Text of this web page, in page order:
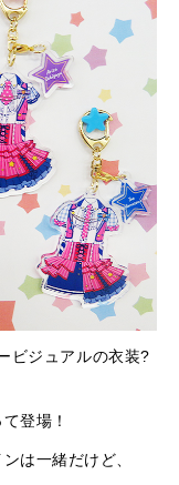
ビジュアルの衣装?
登場！
は一緒だけど、